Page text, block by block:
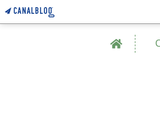
Home